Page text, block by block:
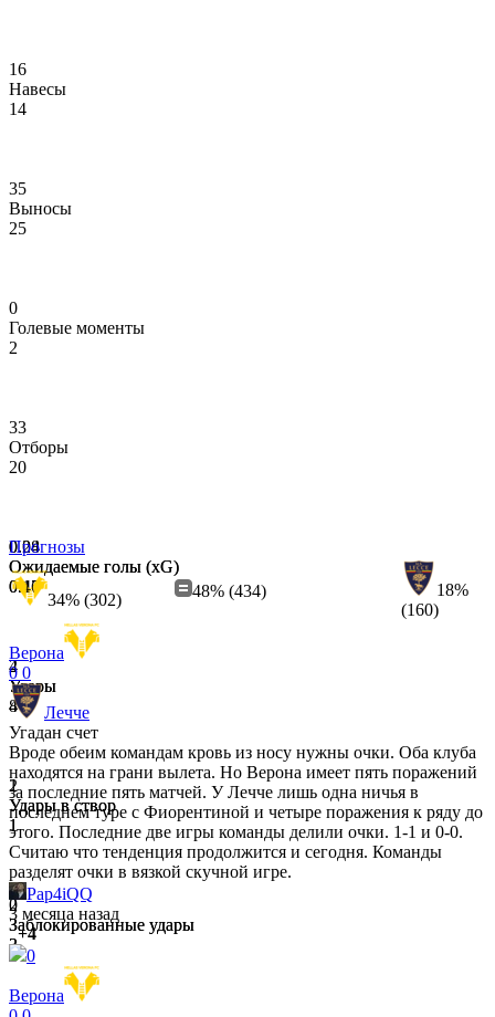
16
Навесы
14
35
Выносы
25
0
Голевые моменты
2
33
Отборы
20
0.28
Ожидаемые голы (xG)
0.16
4
Удары
4
1
Удары в створ
1
2
Заблокированные удары
2
0.04
Ожидаемые голы (xG)
0.47
2
Удары
8
2
Удары в створ
1
0
Заблокированные удары
3
Прогнозы
34% (302) 48% (434)
18%
(160)
Верона
0 0
Лечче
Угадан счет
Вроде обеим командам кровь из носу нужны очки. Оба клуба
находятся на грани вылета. Но Верона имеет пять поражений
за последние пять матчей. У Лечче лишь одна ничья в
последнем туре с Фиорентиной и четыре поражения к ряду до
этого. Последние две игры команды делили очки. 1-1 и 0-0.
Считаю что тенденция продолжится и сегодня. Команды
разделят очки в вязкой скучной игре.
Pap4iQQ
3 месяца назад
+4
0
Верона